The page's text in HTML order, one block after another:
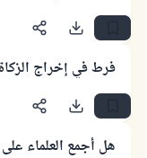
فرط في إخراج
هل أجمع العلماء